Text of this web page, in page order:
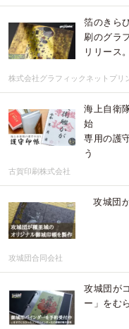
箔のきら
刷のグラ
リリース。
株式会社グラフィックネットプリ
海上自衛
始
専用の護
う
古賀印刷株式会社
攻城団
攻城団合同会社
攻城団が
ー」をむ